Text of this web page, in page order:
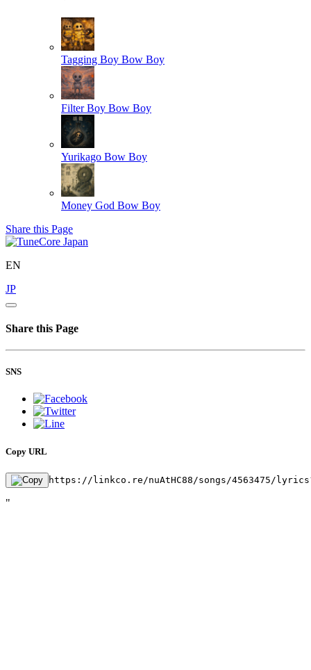
Tagging Boy Bow Boy
Filter Boy Bow Boy
Yurikago Bow Boy
Money God Bow Boy
Share this Page
EN
JP
Share this Page
SNS
Copy URL
https://linkco.re/nuAtHC88/songs/4563475/
"